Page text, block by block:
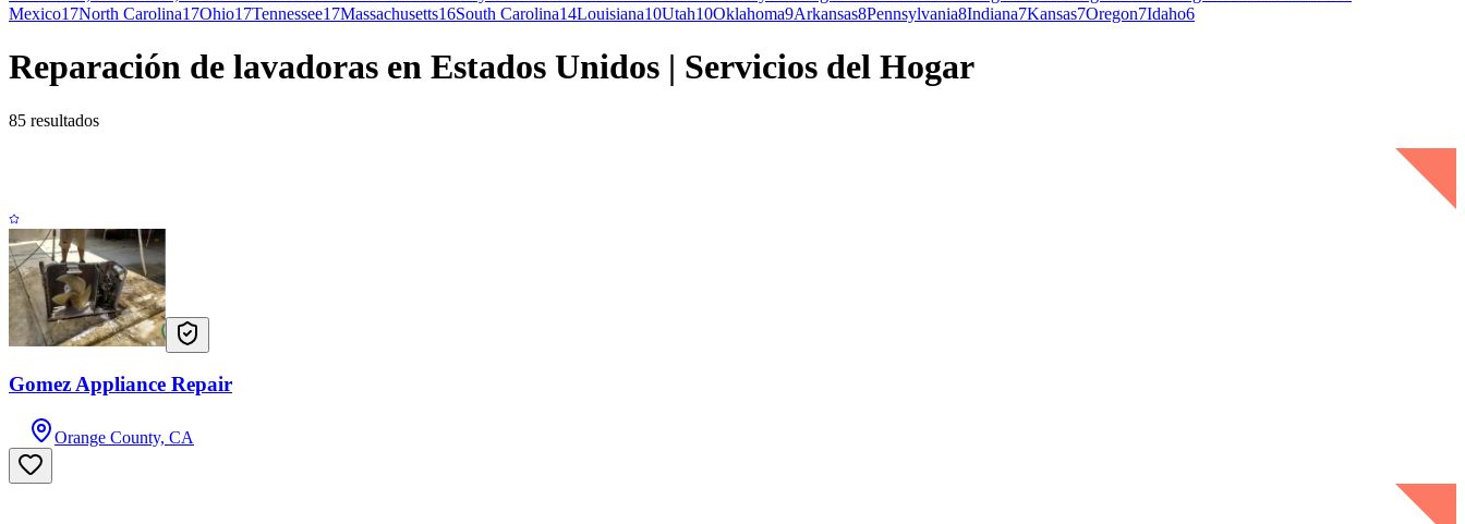
Mexico17North Carolina17Ohio17Tennessee17Massachusetts16South Carolina14Louisiana10Utah10Oklahoma9Arkansas8Pennsylvania8Indiana7Kansas7Oregon7Idaho6
Reparación de lavadoras en Estados Unidos | Servicios del Hogar
85 resultados
Gomez Appliance Repair
Orange County, CA